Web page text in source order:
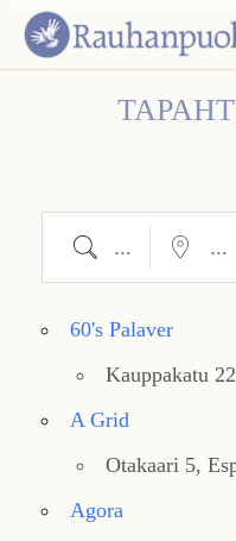
Hae Lähellä...
60's Palaver
Kauppakatu
A Grid
Otakaari 5,
Agora